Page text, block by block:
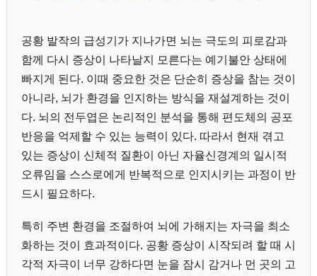
공황 발작의 급성기가 지나가면 뇌는 극도의 피로감과
함께 다시 증상이 나타날지 모른다는 예기불안 상태에
빠지게 된다. 이때 중요한 것은 단순히 증상을 참는 것이
아니라, 뇌가 환경을 인지하는 방식을 재설계하는 것이
다. 뇌의 전두엽은 논리적인 분석을 통해 편도체의 공포
반응을 억제할 수 있는 능력이 있다. 따라서 현재 겪고
있는 증상이 신체적 질환이 아닌 자율신경계의 일시적
오류임을 스스로에게 반복적으로 인지시키는 과정이 반
드시 필요하다.
특히 주변 환경을 조절하여 뇌에 가해지는 자극을 최소
화하는 것이 효과적이다. 공황 증상이 시작되려 할 때 시
각적 자극이 너무 강하다면 눈을 잠시 감거나 먼 곳의 고